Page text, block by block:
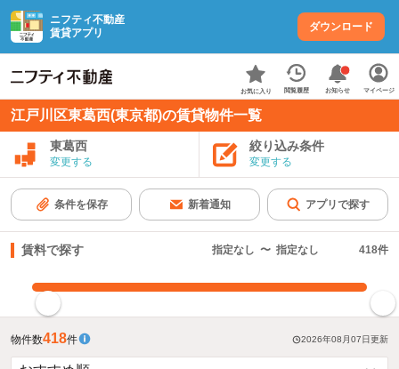
ニフティ不動産
賃貸アプリ
ダウンロード
お気に入り 閲覧履歴 お知らせ マイページ
江戸川区東葛西(東京都)の賃貸物件一覧
東葛西
変更する
絞り込み条件
変更する
条件を保存 新着通知 アプリで探す
賃料で探す 指定なし 〜 指定なし 418件
物件数418件 2026年08月07日更新